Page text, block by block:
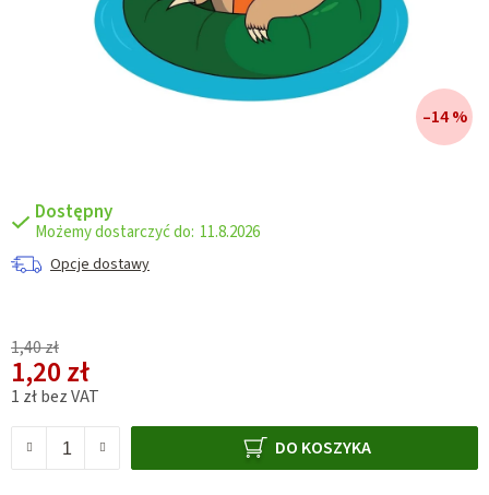
Dostępny
11.8.2026
Opcje dostawy
1,40 zł
1,20 zł
1 zł bez VAT
DO KOSZYKA
–14 %